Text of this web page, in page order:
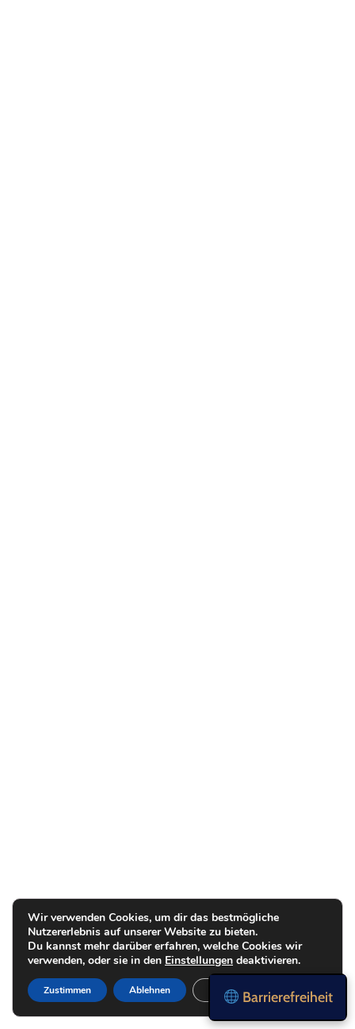
Barrierefreiheit
Wir verwenden Cookies, um dir das bestmögliche
Nutzererlebnis auf unserer Website zu bieten.
Du kannst mehr darüber erfahren, welche Cookies wir
verwenden, oder sie in den Einstellungen deaktivieren.
Zustimmen Ablehnen Einstellungen